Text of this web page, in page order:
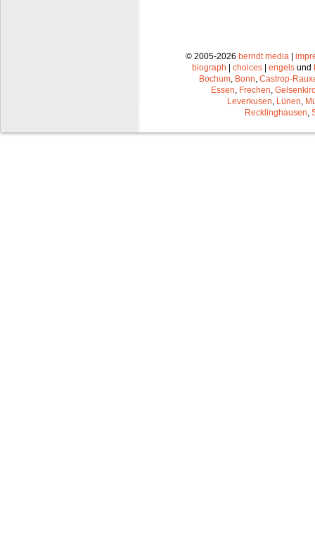
© 2005-2026 berndt media |
biograph | choices | engels und
Bochum Bonn Castrop-
Essen Frechen
Leverkusen Lünen
Recklinghausen